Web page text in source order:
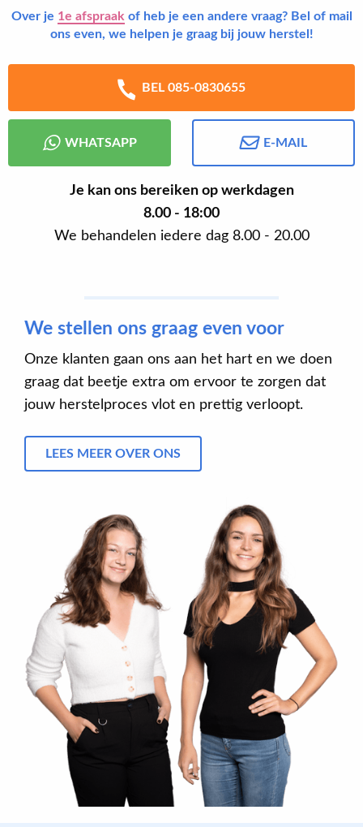
Over je 1e afspraak of heb je een andere vraag? Bel of mail
ons even, we helpen je graag bij jouw herstel!
BEL 085-0830655
WHATSAPP E-MAIL
Je kan ons bereiken op werkdagen
8.00 - 18:00
We behandelen iedere dag 8.00 - 20.00
We stellen ons graag even voor
Onze klanten gaan ons aan het hart en we doen
graag dat beetje extra om ervoor te zorgen dat
jouw herstelproces vlot en prettig verloopt.
LEES MEER OVER ONS